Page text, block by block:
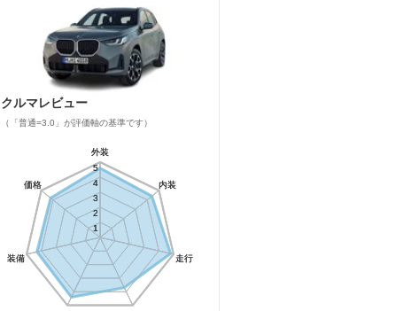
クルマレビュー
（「普通=3.0」が評価軸の基準です）
外装
内装
走行
装備
価格
1
2
3
4
5
外装
内装
走行
装備
価格
1
2
3
4
5